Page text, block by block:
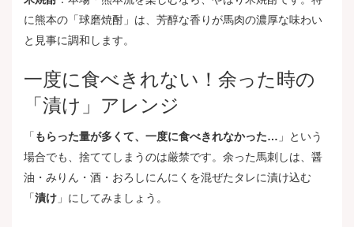
に熊本の「球磨焼酎」は、芳醇な香りが馬肉の濃厚な味わい
と見事に調和します。
一度に食べきれない！余った時の
「漬け」アレンジ
「 もらった量が多くて、一度に食べきれなかった… 」という
場合でも、捨ててしまうのは厳禁です。余った馬刺しは、醤
油・みりん・酒・おろしにんにくを混ぜたタレに漬け込む
「漬け 」にしてみましょう。